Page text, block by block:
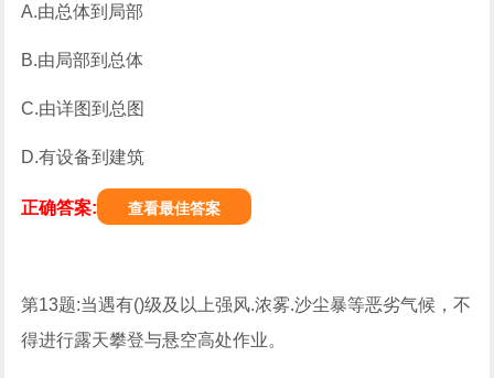
A.由总体到局部
B.由局部到总体
C.由详图到总图
D.有设备到建筑
正确答案: 查看最佳答案
第13题:当遇有()级及以上强风.浓雾.沙尘暴等恶劣气候，不
得进行露天攀登与悬空高处作业。